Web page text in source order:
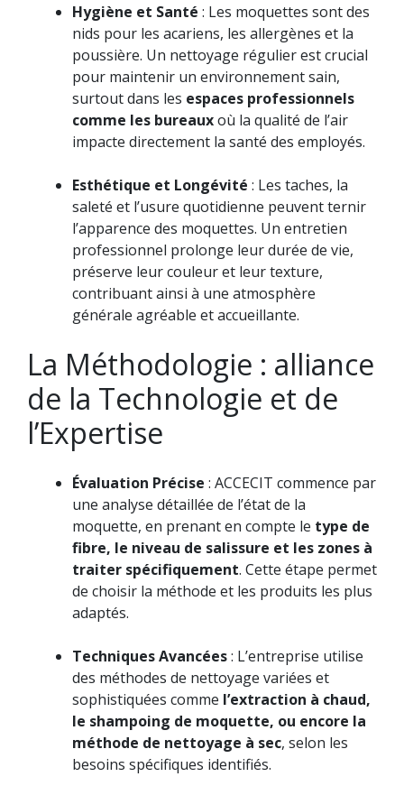
Hygiène et Santé : Les moquettes sont des
nids pour les acariens, les allergènes et la
poussière. Un nettoyage régulier est crucial
pour maintenir un environnement sain,
surtout dans les espaces professionnels
comme les bureauxoù la qualité de l’air
impacte directement la santé des employés.
Esthétique et Longévité : Les taches, la
saleté et l’usure quotidienne peuvent ternir
l’apparence des moquettes. Un entretien
professionnel prolonge leur durée de vie,
préserve leur couleur et leur texture,
contribuant ainsi à une atmosphère
générale agréable et accueillante.
La Méthodologie : alliance
de la Technologie et de
l’Expertise
Évaluation Précise : ACCECIT commence par
une analyse détaillée de l’état de la
moquette, en prenant en compte le type de
fibre, le niveau de salissure et les zones à
traiter spécifiquement. Cette étape permet
de choisir la méthode et les produits les plus
adaptés.
Techniques Avancées: L’entreprise utilise
des méthodes de nettoyage variées et
sophistiquées comme l’extraction à chaud,
le shampoing de moquette, ou encore la
méthode de nettoyage à sec, selon les
besoins spécifiques identifiés.